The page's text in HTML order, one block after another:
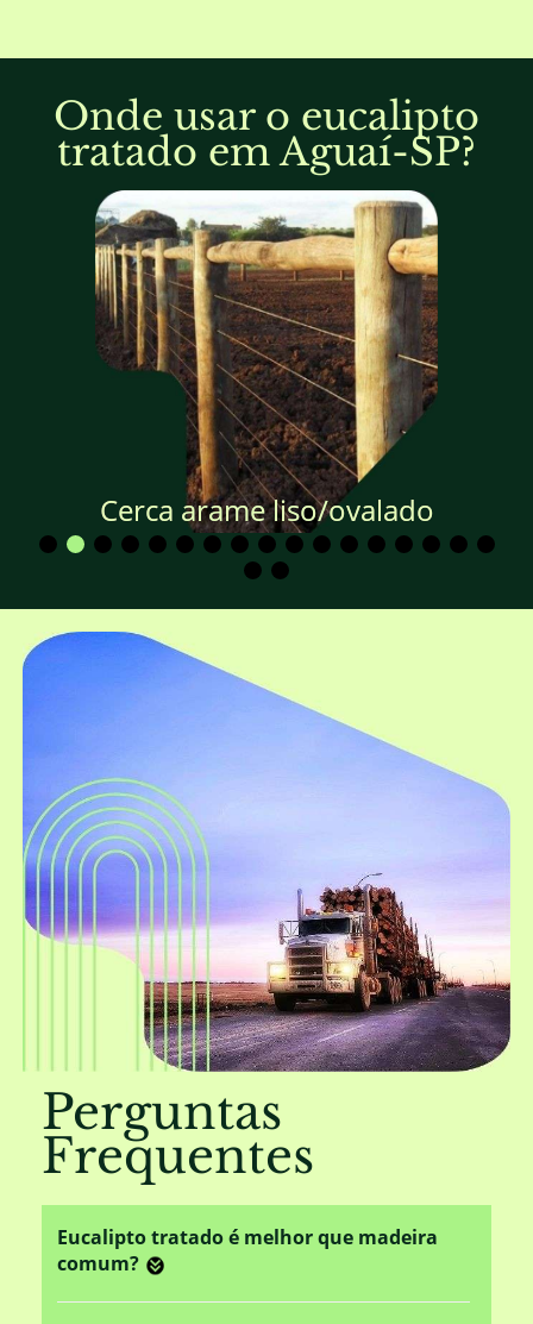
Onde usar o eucalipto
tratado em Aguaí-SP?
Cerca arame liso/ovalado
Perguntas
Frequentes
Eucalipto tratado é melhor que madeira
comum?